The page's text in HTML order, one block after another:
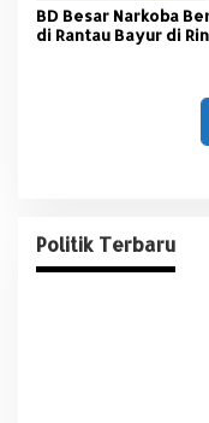
BD Besar Narkoba
di Rantau Bayur di
Politik Terbaru